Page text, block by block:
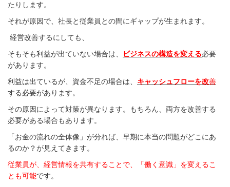
たりします。
それが原因で、社長と従業員との間にギャップが生まれます。
経営改善するにしても、
そもそも利益が出ていない場合は、
ビジネスの構造を変える必要
があります。
利益は出ているが、資金不足の場合は、 キャッシュフローを改善
する必要があります。
その原因によって対策が異なります。もちろん、両方を改善する
必要がある場合もあります。
「お金の流れの全体像」が分れば、早期に本当の問題がどこにあ
るのか？が見えてきます。
従業員が、経営情報を共有することで、「働く意識」を変えるこ
とも可能です。